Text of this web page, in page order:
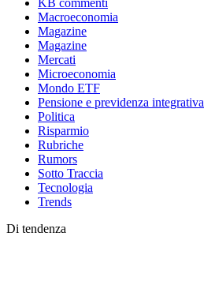
KB commenti
Macroeconomia
Magazine
Magazine
Mercati
Microeconomia
Mondo ETF
Pensione e previdenza integrativa
Politica
Risparmio
Rubriche
Rumors
Sotto Traccia
Tecnologia
Trends
Di tendenza